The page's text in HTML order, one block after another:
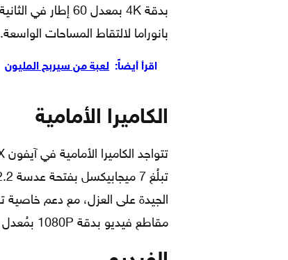
بانوراما لالتقاط المساحات الواسعة.
اقرأ أيضاً: لعبة من سيربح المليون
الكاميرا الأمامية
مقاطع فيديو بدقة 1080P بمُعدل 30 إطار في الثانية الواحدة.